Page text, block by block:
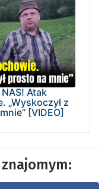
Atak
„Wyskoczył z
[VIDEO]